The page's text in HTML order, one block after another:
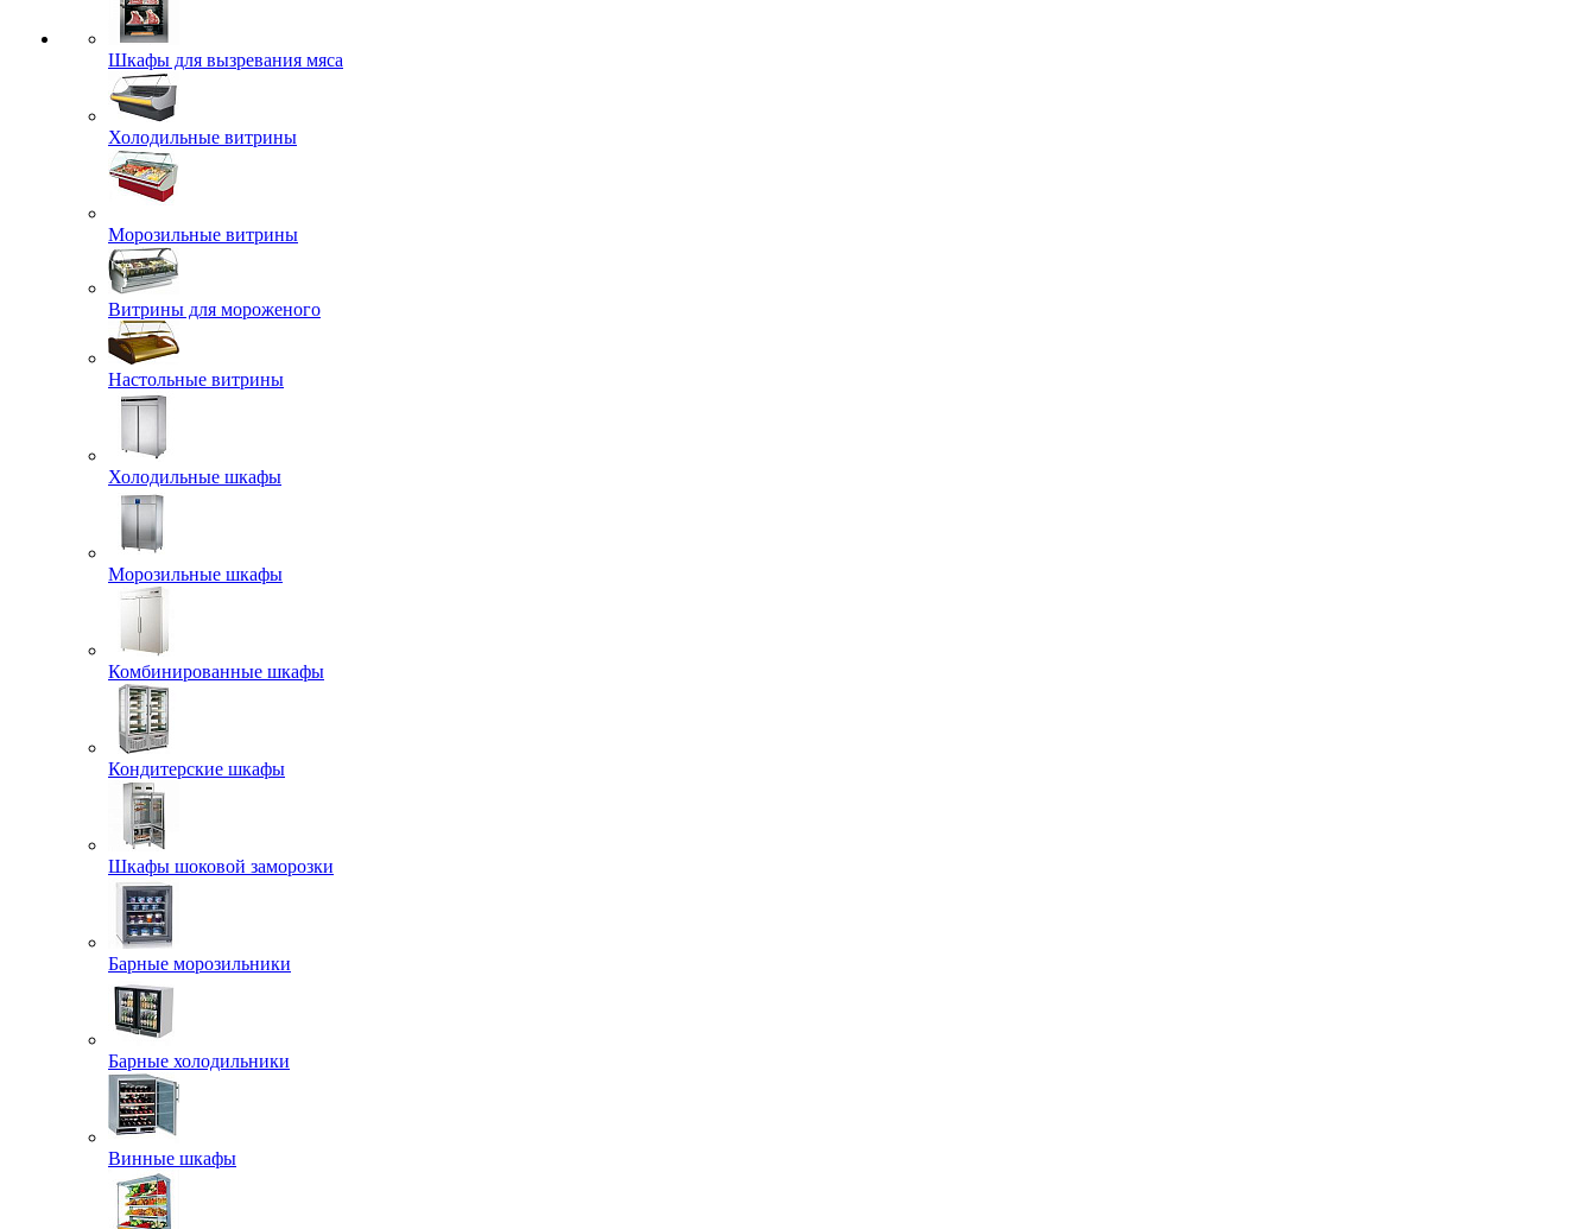
Шкафы для вызревания мяса
Холодильные витрины
Морозильные витрины
Витрины для мороженого
Настольные витрины
Холодильные шкафы
Морозильные шкафы
Комбинированные шкафы
Кондитерские шкафы
Шкафы шоковой заморозки
Барные морозильники
Барные холодильники
Винные шкафы